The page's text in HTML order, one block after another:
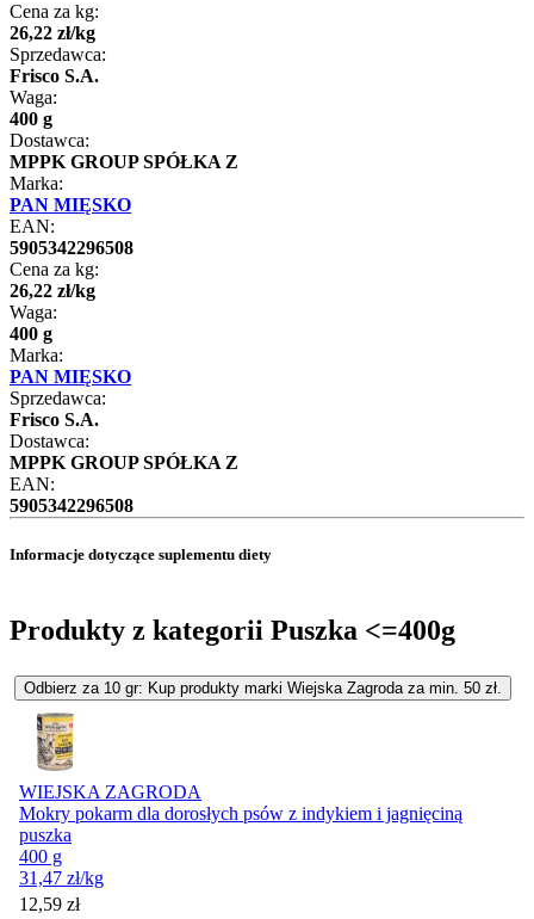
Cena za kg:
26,22 zł/kg
Sprzedawca:
Frisco S.A.
Waga:
400 g
Dostawca:
MPPK GROUP SPÓŁKA Z
Marka:
PAN MIĘSKO
EAN:
5905342296508
Cena za kg:
26,22 zł/kg
Waga:
400 g
Marka:
PAN MIĘSKO
Sprzedawca:
Frisco S.A.
Dostawca:
MPPK GROUP SPÓŁKA Z
EAN:
5905342296508
Informacje dotyczące suplementu diety
Produkty z kategorii Puszka <=400g
Odbierz za 10 gr: Kup produkty marki Wiejska Zagroda za min. 50 zł.
WIEJSKA ZAGRODA
Mokry pokarm dla dorosłych psów z indykiem i jagnięciną
puszka
400 g
31,47 zł/kg
Cena
12,59 zł